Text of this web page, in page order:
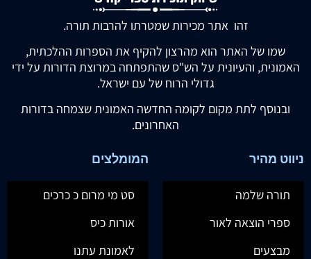
זהו אתר מכירות שמטרתו להרבות תורה.
שמו של האתר הוא מהרצון להקיף את הספרות ההלכתית,
האמונית, והעיונית על הש"ס שהתפתחה במרוצת הדורות על ידי
גדולי הרוח של עם ישראל.
ובנוסף לתת מקום לקומה החדשה האמונית שצמחה בדורות
האחרונים.
ניווט מהיר
תורה שלמה
ספרי הוצאה לאור
מבצעים
המומלצים
סט מי מרום כ כרכים
אורות כיס
לאמונת עתנו